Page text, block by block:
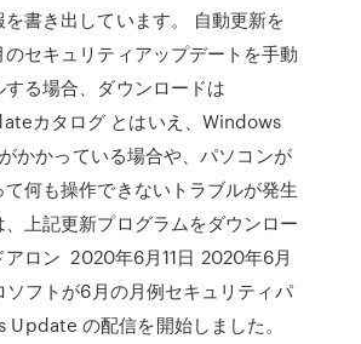
書き出しています。 自動更新を
セキュリティアップデートを手動
る場合、ダウンロードは
カタログ とはいえ、Windows
かかっている場合や、パソコンが
何も操作できないトラブルが発生
、上記更新プログラムをダウンロー
アロン 2020年6月11日 2020年6月
ソフトが6月の月例セキュリティパ
の配信を開始しました。